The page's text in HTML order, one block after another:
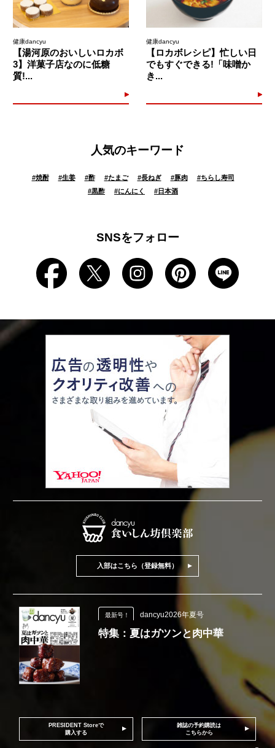
健康dancyu
【湯河原のおいしいロカボ
3】洋菓子店なのに低糖
質!...
健康dancyu
【ロカボレシピ】忙しい日
でもすぐできる!「味噌か
き...
人気のキーワード
#焼酎 #生姜 #酢 #たまご #長ねぎ #豚肉 #ちらし寿司
#黒酢 #にんにく #日本酒
SNSをフォロー
入部はこちら（登録無料）
最新号！ dancyu2026年夏号
特集：夏はガツンと肉中華
PRESIDENT Storeで
購入する
雑誌の予約購読は
こちらから